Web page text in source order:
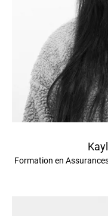
Formation en